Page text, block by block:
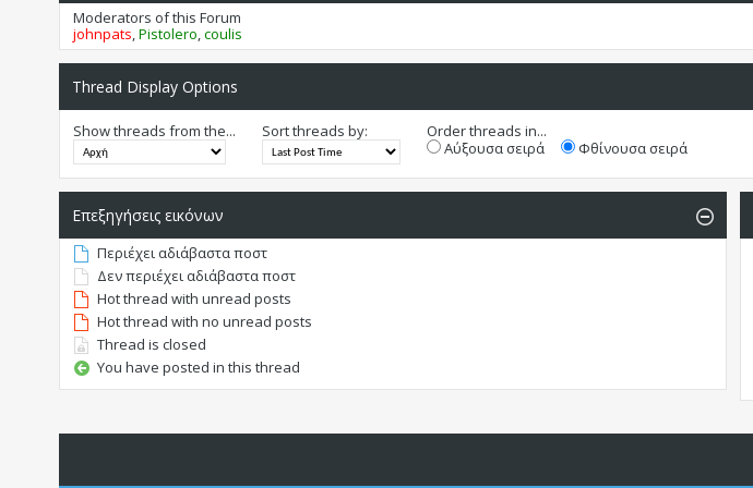
Moderators of this Forum
johnpats,Pistolero,coulis
Thread Display Options
Show threads from the... Sort threads by:
Order threads in...
Αύξουσα σειρά
Φθίνουσα σειρά
Επεξηγήσεις εικόνων
Περιέχει αδιάβαστα ποστ
Δεν περιέχει αδιάβαστα ποστ
Hot thread with unread posts
Hot thread with no unread posts
Thread is closed
You have posted in this thread